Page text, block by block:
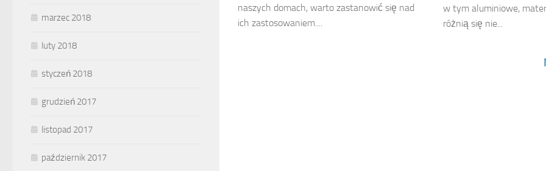
naszych domach, warto zastanowić się nad
ich zastosowaniem....
w tym aluminiowe,
różnią się nie...
marzec 2018
luty 2018
styczeń 2018
grudzień 2017
listopad 2017
październik 2017